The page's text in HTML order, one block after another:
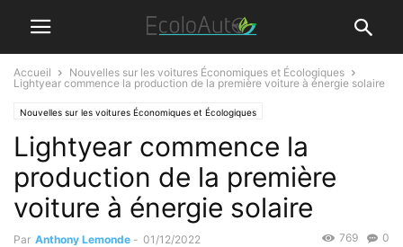
Accueil
Nouvelles sur les voitures Économiques et Écologiques
Lightyear commence la production de la première voiture à énergie solaire
Nouvelles sur les voitures Économiques et Écologiques
Lightyear commence la
production de la première
voiture à énergie solaire
Par Anthony Lemonde - 01/12/2022 0
769